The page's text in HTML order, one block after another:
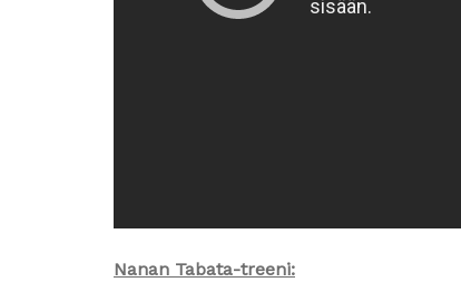
Nanan Tabata-treeni: